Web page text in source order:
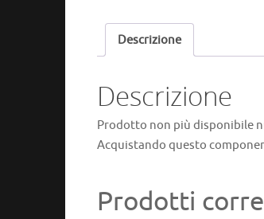
Descrizione
Descrizione
Prodotto non più disponibile
Acquistando questo
Prodotti